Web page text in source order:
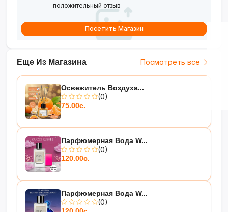
Еще Из Магазина Посмотреть все
Освежитель Воздуха...
(0)
75.00с.
Парфюмерная Вода W...
(0)
120.00с.
Парфюмерная Вода W...
(0)
положительный отзыв
Посетить Магазин